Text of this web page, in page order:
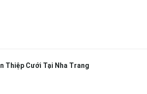
In Thiệp Cưới Tại Nha Trang